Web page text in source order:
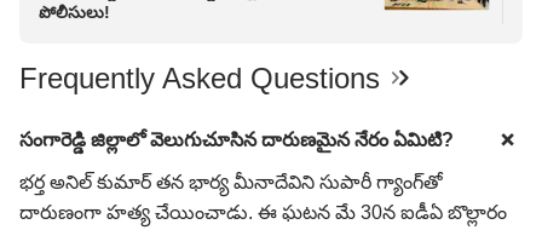
పోలీసులు!
Frequently Asked Questions
సంగారెడ్డి జిల్లాలో వెలుగుచూసిన దారుణమైన నేరం ఏమిటి?
భర్త అనిల్ కుమార్ తన భార్య మీనాదేవిని సుపారీ గ్యాంగ్‌తో
దారుణంగా హత్య చేయించాడు. ఈ ఘటన మే 30న ఐడీఏ బొల్లారం